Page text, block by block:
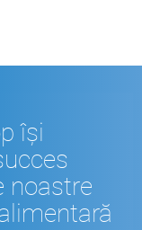
își
noastre